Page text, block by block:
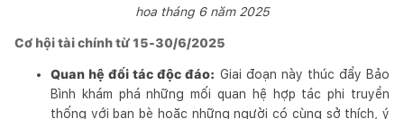
hoa tháng 6 năm 2025
Cơ hội tài chính từ 15-30/6/2025
Quan hệ đối tác độc đáo: Giai đoạn này thúc đẩy Bảo
Bình khám phá những mối quan hệ hợp tác phi truyền
thống với bạn bè hoặc những người có cùng sở thích, ý